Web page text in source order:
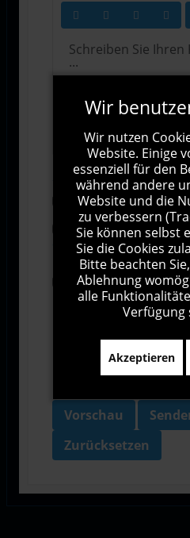
Abonnieren
Ich stimme den
Geschäftsbedingungen zu.
Ich bin damit
meine Daten über dieses
Vorschau
Zurücksetzen
Wir
Wir nutzen
Website. Einige
essenziell für den
während andere
Website und die
zu verbessern
Sie können selbst
Sie die Cookies
Bitte beachten
Ablehnung
alle
Verfügung
Akzeptieren